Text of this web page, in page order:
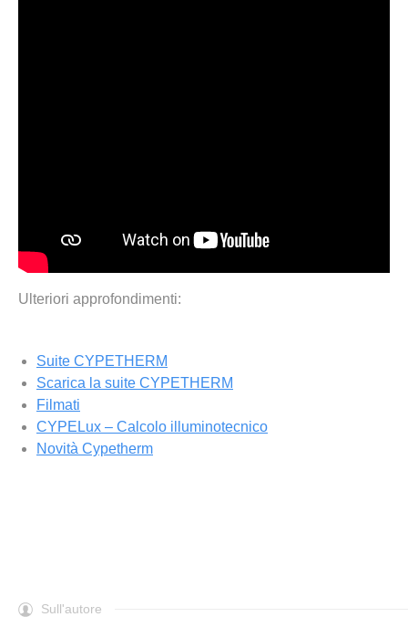
Ulteriori approfondimenti:
Suite CYPETHERM
Scarica la suite CYPETHERM
Filmati
CYPELux – Calcolo illuminotecnico
Novità Cypetherm
Sull'autore